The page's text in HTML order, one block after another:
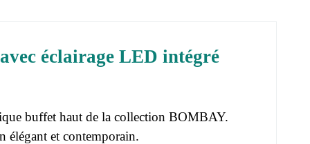
éclairage LED intégré
buffet haut de la collection BOMBAY.
élégant et contemporain.